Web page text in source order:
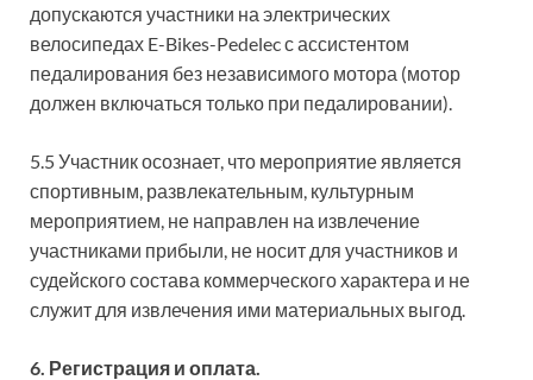
допускаются участники на электрических
велосипедах E-Bikes-Pedelec с ассистентом
педалирования без независимого мотора (мотор
должен включаться только при педалировании).
5.5 Участник осознает, что мероприятие является
спортивным, развлекательным, культурным
мероприятием, не направлен на извлечение
участниками прибыли, не носит для участников и
судейского состава коммерческого характера и не
служит для извлечения ими материальных выгод.
6. Регистрация и оплата.